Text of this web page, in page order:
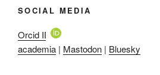
SOCIAL MEDIA
Orcid ID
academia | Mastodon | Bluesky